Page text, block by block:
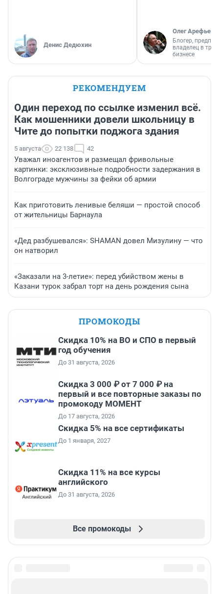
Денис Дедюхин
Олег Арефьев
Блогер,
владелец в
бизнесе
РЕКОМЕНДУЕМ
Один переход по ссылке изменил всё.
Как мошенники довели школьницу в
Чите до попытки поджога здания
5 августа 22 138 42
Уважал иноагентов и размещал фривольные
картинки: эксклюзивные подробности задержания в
Волгограде мужчины за фейки об армии
Как приготовить ленивые беляши — простой способ
от жительницы Барнаула
«Дед разбушевался»: SHAMAN довел Мизулину — что
он натворил
«Заказали на 3-летие»: перед убийством жены в
Казани турок забрал торт на день рождения сына
ПРОМОКОДЫ
Скидка 10% на ВО и СПО в первый
год обучения
До 31 августа, 2026
Скидка 3 000 ₽ от 7 000 ₽ на
первый и все повторные заказы по
промокоду МОМЕНТ
До 17 августа, 2026
Скидка 5% на все сертификаты
До 1 января, 2027
Скидка 11% на все курсы
английского
До 31 августа, 2026
Все промокоды